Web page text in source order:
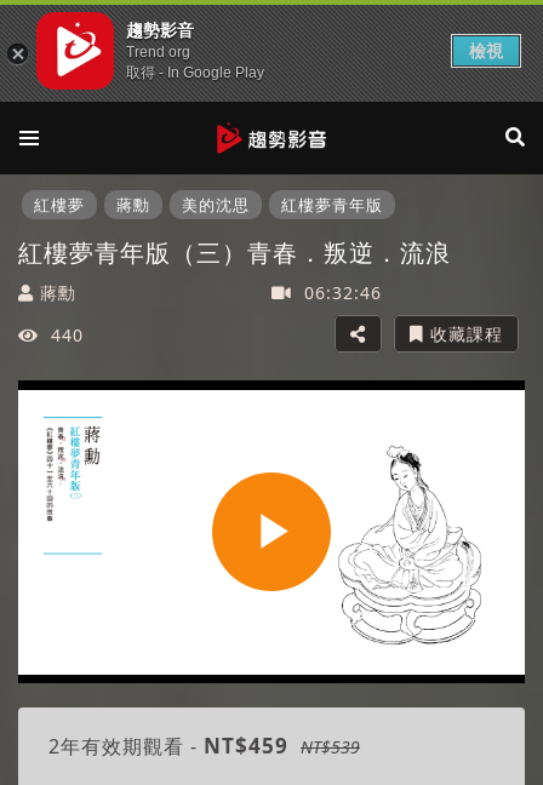
紅樓夢 蔣勳 美的沈思 紅樓夢青年版
紅樓夢青年版（三）青春．叛逆．流浪
蔣勳
06:32:46
440
收藏課程
Play
Video
2年有效期觀看 - NT$459 NT$539
趨勢影音
Trend org
取得 - In Google Play
檢視